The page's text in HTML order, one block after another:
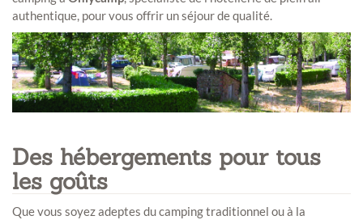
authentique, pour vous offrir un séjour de qualité.
Des hébergements pour tous
les goûts
Que vous soyez adeptes du camping traditionnel ou à la